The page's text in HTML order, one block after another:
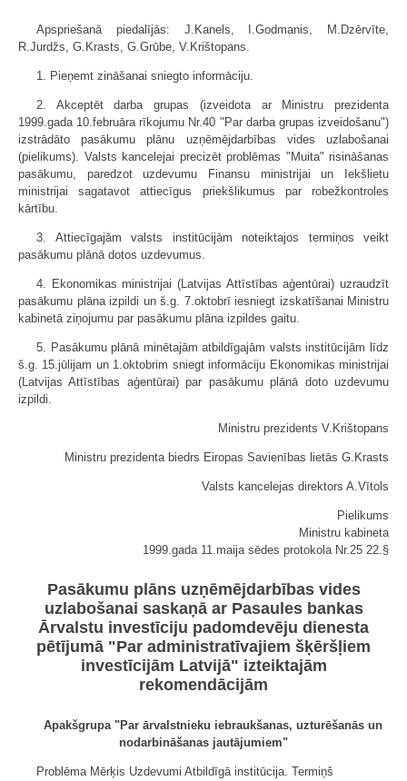
Apspriešanā piedalījās: J.Kanels, I.Godmanis, M.Dzērvīte,
R.Jurdžs, G.Krasts, G.Grūbe, V.Krištopans.
1. Pieņemt zināšanai sniegto informāciju.
2. Akceptēt darba grupas (izveidota ar Ministru prezidenta
1999.gada 10.februāra rīkojumu Nr.40 "Par darba grupas izveidošanu")
izstrādāto pasākumu plānu uzņēmējdarbības vides uzlabošanai
(pielikums). Valsts kancelejai precizēt problēmas "Muita" risināšanas
pasākumu, paredzot uzdevumu Finansu ministrijai un Iekšlietu
ministrijai sagatavot attiecīgus priekšlikumus par robežkontroles
kārtību.
3. Attiecīgajām valsts institūcijām noteiktajos termiņos veikt
pasākumu plānā dotos uzdevumus.
4. Ekonomikas ministrijai (Latvijas Attīstības aģentūrai) uzraudzīt
pasākumu plāna izpildi un š.g. 7.oktobrī iesniegt izskatīšanai Ministru
kabinetā ziņojumu par pasākumu plāna izpildes gaitu.
5. Pasākumu plānā minētajām atbildīgajām valsts institūcijām līdz
š.g. 15.jūlijam un 1.oktobrim sniegt informāciju Ekonomikas ministrijai
(Latvijas Attīstības aģentūrai) par pasākumu plānā doto uzdevumu
izpildi.
Ministru prezidents V.Krištopans
Ministru prezidenta biedrs Eiropas Savienības lietās G.Krasts
Valsts kancelejas direktors A.Vītols
Pielikums
Ministru kabineta
1999.gada 11.maija sēdes protokola Nr.25 22.§
Pasākumu plāns uzņēmējdarbības vides
uzlabošanai saskaņā ar Pasaules bankas
Ārvalstu investīciju padomdevēju dienesta
pētījumā "Par administratīvajiem šķēršļiem
investīcijām Latvijā" izteiktajām
rekomendācijām
Apakšgrupa "Par ārvalstnieku iebraukšanas, uzturēšanās un
nodarbināšanas jautājumiem"
Problēma Mērķis Uzdevumi Atbildīgā institūcija. Termiņš